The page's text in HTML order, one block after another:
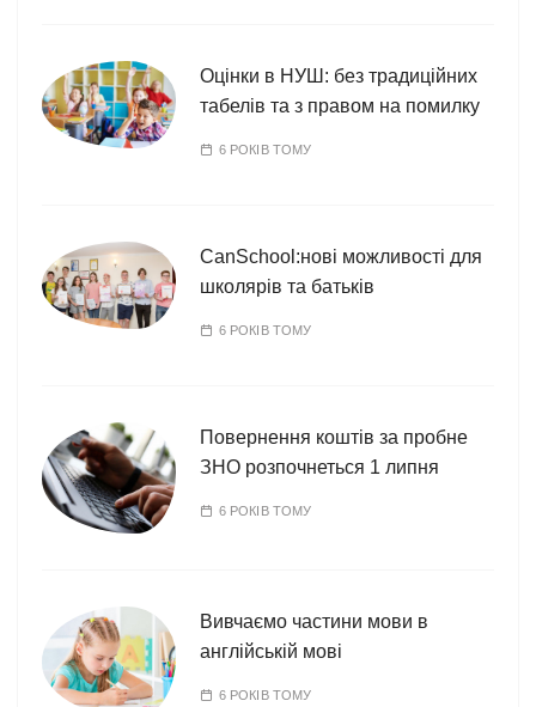
Оцінки в НУШ: без традиційних
табелів та з правом на помилку
6 РОКІВ ТОМУ
CanSchool:нові можливості для
школярів та батьків
6 РОКІВ ТОМУ
Повернення коштів за пробне
ЗНО розпочнеться 1 липня
6 РОКІВ ТОМУ
Вивчаємо частини мови в
англійській мові
6 РОКІВ ТОМУ